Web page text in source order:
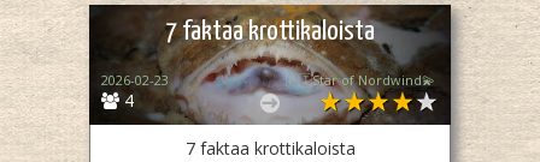
7 faktaa krottikaloista
4
2026-02-23 🇫🇮Star of Nordwind💫
7 faktaa krottikaloista